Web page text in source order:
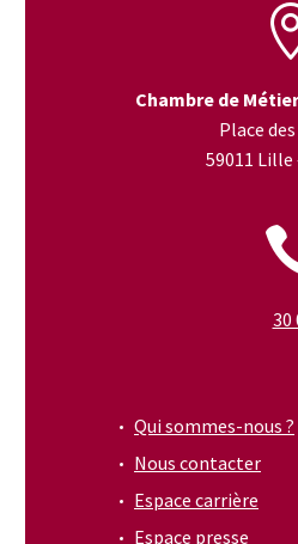
Chambre de
Place
59011 Lille
30
Qui sommes-nous ?
Nous contacter
Espace carrière
Espace presse